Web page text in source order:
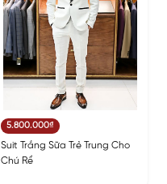
5.800.000₫
Suit Trắng Sữa Trẻ Trung Cho
Chú Rể